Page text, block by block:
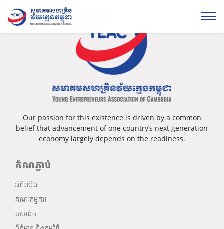
Our passion for this existence is driven by a common
belief that advancement of one country’s next generation
economy largely depends on the readiness.
តំណភ្ជាប់
អំពីយើង
គណៈកម្មការ
សមាជិក